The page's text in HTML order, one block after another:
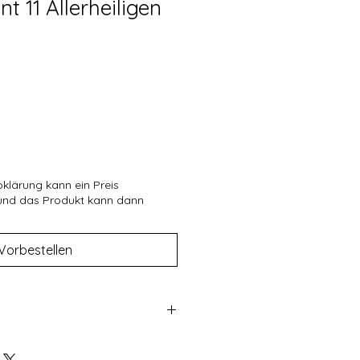
11 Allerheiligen
kann ein Preis
das Produkt kann dann